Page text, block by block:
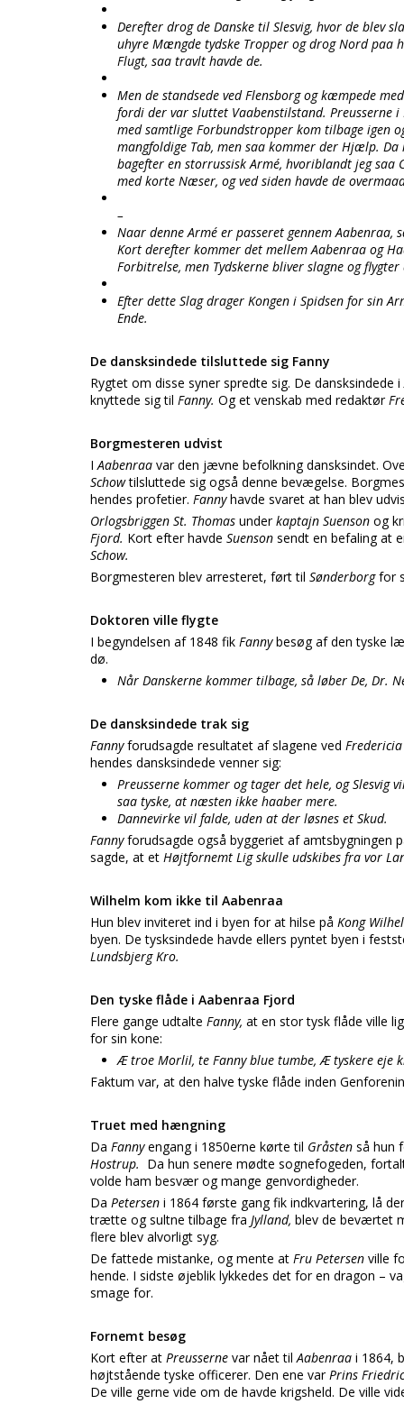
Derefter drog de Danske til Slesvig, hvor de blev
uhyre Mængde tydske Tropper og drog Nord
Flugt, saa travlt havde de.
Men de standsede ved Flensborg og kæmpede
fordi der var sluttet Vaabenstilstand. Preusserne i
med samtlige Forbundstropper kom tilbage igen
mangfoldige Tab, men saa kommer der Hjælp. Da
bagefter en storrussisk Armé, hvoriblandt jeg saa
med korte Næser, og ved siden havde de
–
Naar denne Armé er passeret gennem Aabenraa,
Kort derefter kommer det mellem Aabenraa og
Forbitrelse, men Tydskerne bliver slagne og
Efter dette Slag drager Kongen i Spidsen for sin
Ende.
De dansksindede tilsluttede sig Fanny
Rygtet om disse syner spredte sig. De dansksindede i
knyttede sig til Fanny. Og et venskab med redaktør
Borgmesteren udvist
IAabenraa var den jævne befolkning dansksindet.
Schowtilsluttede sig også denne bevægelse.
hendes profetier. Fannyhavde svaret at han blev
Orlogsbriggen St. Thomas underkaptajn Suenson og
Fjord. Kort efter havde Suenson sendt en befaling at
Schow.
Borgmesteren blev arresteret, ført til Sønderborgfor
Doktoren ville flygte
I begyndelsen af 1848 fik Fannybesøg af den tyske
dø.
Når Danskerne kommer tilbage, så løber De, Dr.
De dansksindede trak sig
Fannyforudsagde resultatet af slagene ved
hendes dansksindede venner sig:
Preusserne kommer og tager det hele, og
saa tyske, at næsten ikke haaber mere.
Dannevirke vil falde, uden at der løsnes et Skud.
Fannyforudsagde også byggeriet af amtsbygningen
sagde, at et Højtfornemt Lig skulle udskibes fra vor
Wilhelm kom ikke til Aabenraa
Hun blev inviteret ind i byen for at hilse på Kong
byen. De tysksindede havde ellers pyntet byen i
Lundsbjerg Kro.
Den tyske flåde i Aabenraa Fjord
Flere gange udtalte Fanny, at en stor tysk flåde ville
for sin kone:
Æ troe Morlil, te Fanny blue tumbe, Æ tyskere eje
Faktum var, at den halve tyske flåde inden
Truet med hængning
Da Fannyengang i 1850erne kørte til Gråsten så hun
Hostrup. Da hun senere mødte sognefogeden,
volde ham besvær og mange genvordigheder.
Da Petersen i 1864 første gang fik indkvartering, lå
trætte og sultne tilbage fra Jylland, blev de beværtet
flere blev alvorligt syg.
De fattede mistanke, og mente at Fru Petersen ville
hende. I sidste øjeblik lykkedes det for en dragon –
smage for.
Fornemt besøg
Kort efter at Preusserne var nået tilAabenraa i 1864,
højtstående tyske officerer. Den ene varPrins
De ville gerne vide om de havde krigsheld. De ville